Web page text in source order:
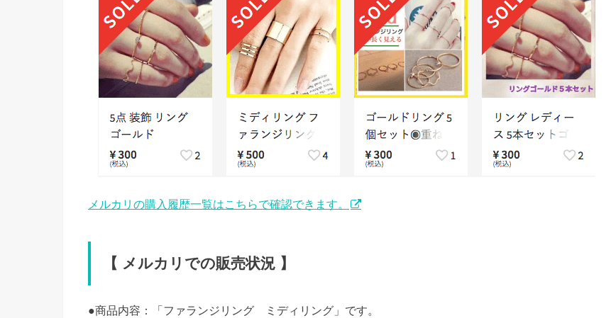
メルカリの購入履歴一覧はこちらで確認できます。
【 メルカリでの販売状況 】
●商品内容：「ファランジリング ミディリング」です。